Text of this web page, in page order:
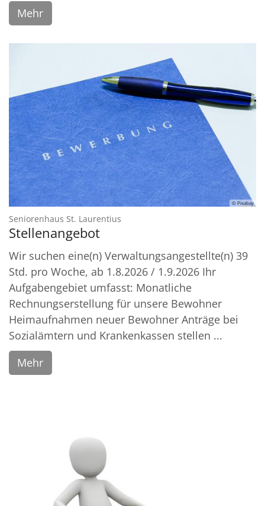
Mehr
© Pixabay
Seniorenhaus St. Laurentius
Stellenangebot
Wir suchen eine(n) Verwaltungsangestellte(n) 39
Std. pro Woche, ab 1.8.2026 / 1.9.2026 Ihr
Aufgabengebiet umfasst: Monatliche
Rechnungserstellung für unsere Bewohner
Heimaufnahmen neuer Bewohner Anträge bei
Sozialämtern und Krankenkassen stellen ...
Mehr